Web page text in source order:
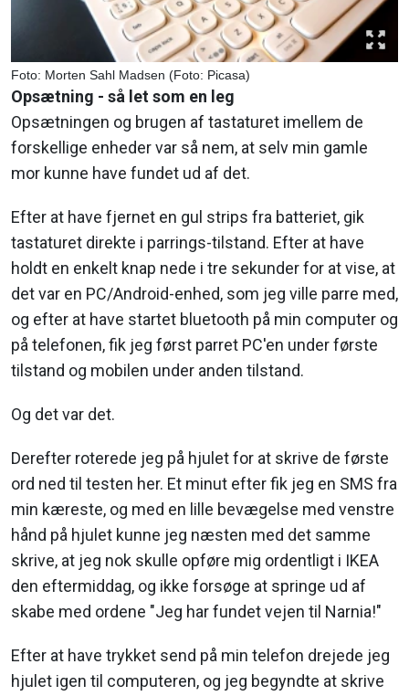
Foto: Morten Sahl Madsen (Foto: Picasa)
Opsætning - så let som en leg
Opsætningen og brugen af tastaturet imellem de
forskellige enheder var så nem, at selv min gamle
mor kunne have fundet ud af det.
Efter at have fjernet en gul strips fra batteriet, gik
tastaturet direkte i parrings-tilstand. Efter at have
holdt en enkelt knap nede i tre sekunder for at vise, at
det var en PC/Android-enhed, som jeg ville parre med,
og efter at have startet bluetooth på min computer og
på telefonen, fik jeg først parret PC'en under første
tilstand og mobilen under anden tilstand.
Og det var det.
Derefter roterede jeg på hjulet for at skrive de første
ord ned til testen her. Et minut efter fik jeg en SMS fra
min kæreste, og med en lille bevægelse med venstre
hånd på hjulet kunne jeg næsten med det samme
skrive, at jeg nok skulle opføre mig ordentligt i IKEA
den eftermiddag, og ikke forsøge at springe ud af
skabe med ordene "Jeg har fundet vejen til Narnia!"
Efter at have trykket send på min telefon drejede jeg
hjulet igen til computeren, og jeg begyndte at skrive